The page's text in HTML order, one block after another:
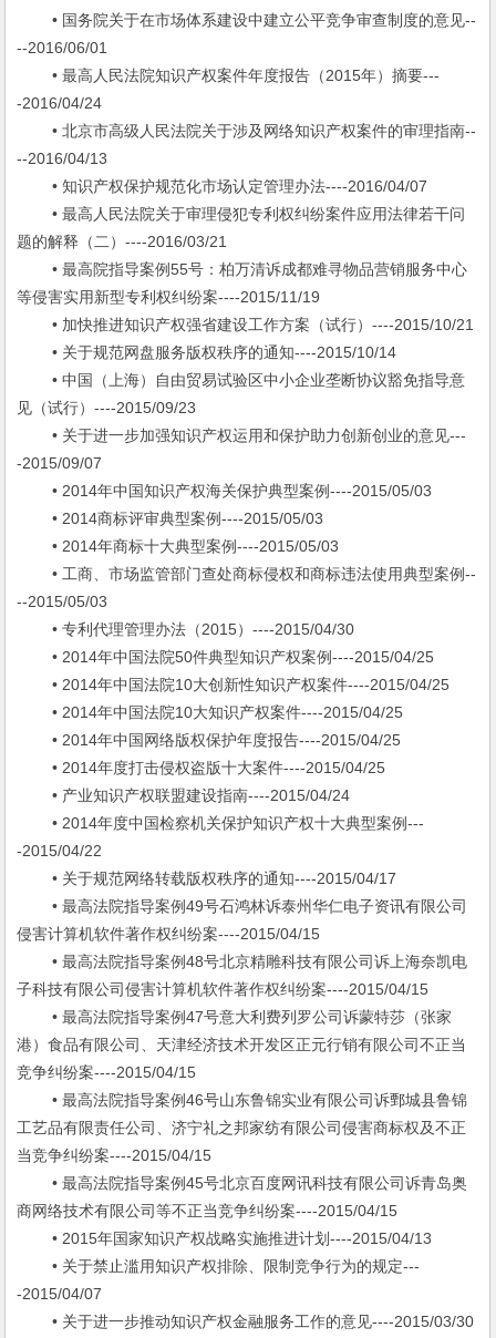
• 国务院关于在市场体系建设中建立公平竞争审查制度的意见--
--2016/06/01
• 最高人民法院知识产权案件年度报告（2015年）摘要---
-2016/04/24
• 北京市高级人民法院关于涉及网络知识产权案件的审理指南--
--2016/04/13
• 知识产权保护规范化市场认定管理办法----2016/04/07
• 最高人民法院关于审理侵犯专利权纠纷案件应用法律若干问
题的解释（二）----2016/03/21
• 最高院指导案例55号：柏万清诉成都难寻物品营销服务中心
等侵害实用新型专利权纠纷案----2015/11/19
• 加快推进知识产权强省建设工作方案（试行）----2015/10/21
• 关于规范网盘服务版权秩序的通知----2015/10/14
• 中国（上海）自由贸易试验区中小企业垄断协议豁免指导意
见（试行）----2015/09/23
• 关于进一步加强知识产权运用和保护助力创新创业的意见---
-2015/09/07
• 2014年中国知识产权海关保护典型案例----2015/05/03
• 2014商标评审典型案例----2015/05/03
• 2014年商标十大典型案例----2015/05/03
• 工商、市场监管部门查处商标侵权和商标违法使用典型案例--
--2015/05/03
• 专利代理管理办法（2015）----2015/04/30
• 2014年中国法院50件典型知识产权案例----2015/04/25
• 2014年中国法院10大创新性知识产权案件----2015/04/25
• 2014年中国法院10大知识产权案件----2015/04/25
• 2014年中国网络版权保护年度报告----2015/04/25
• 2014年度打击侵权盗版十大案件----2015/04/25
• 产业知识产权联盟建设指南----2015/04/24
• 2014年度中国检察机关保护知识产权十大典型案例---
-2015/04/22
• 关于规范网络转载版权秩序的通知----2015/04/17
• 最高法院指导案例49号石鸿林诉泰州华仁电子资讯有限公司
侵害计算机软件著作权纠纷案----2015/04/15
• 最高法院指导案例48号北京精雕科技有限公司诉上海奈凯电
子科技有限公司侵害计算机软件著作权纠纷案----2015/04/15
• 最高法院指导案例47号意大利费列罗公司诉蒙特莎（张家
港）食品有限公司、天津经济技术开发区正元行销有限公司不正当
竞争纠纷案----2015/04/15
• 最高法院指导案例46号山东鲁锦实业有限公司诉鄄城县鲁锦
工艺品有限责任公司、济宁礼之邦家纺有限公司侵害商标权及不正
当竞争纠纷案----2015/04/15
• 最高法院指导案例45号北京百度网讯科技有限公司诉青岛奥
商网络技术有限公司等不正当竞争纠纷案----2015/04/15
• 2015年国家知识产权战略实施推进计划----2015/04/13
• 关于禁止滥用知识产权排除、限制竞争行为的规定---
-2015/04/07
• 关于进一步推动知识产权金融服务工作的意见----2015/03/30